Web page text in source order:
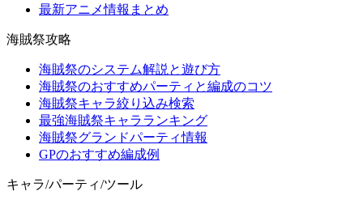
最新アニメ情報まとめ
海賊祭攻略
海賊祭のシステム解説と遊び方
海賊祭のおすすめパーティと編成のコツ
海賊祭キャラ絞り込み検索
最強海賊祭キャラランキング
海賊祭グランドパーティ情報
GPのおすすめ編成例
キャラ/パーティ/ツール